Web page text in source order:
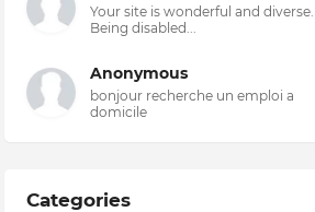
Your site is wonderful and diverse.
Being disabled...
Anonymous
bonjour recherche un emploi a
domicile
Categories